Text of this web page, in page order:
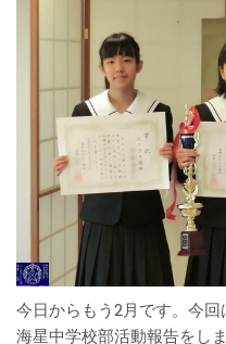
今日からもう2月です。今
海星中学校部活動報告をしま